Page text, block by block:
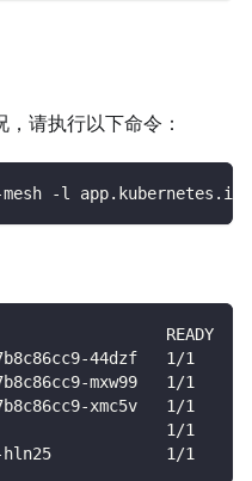
请执行以下命令：
-l
READY
7b8c86cc9-44dzf   1/1
mxw99   1/1
xmc5v   1/1
1/1
hln25            1/1